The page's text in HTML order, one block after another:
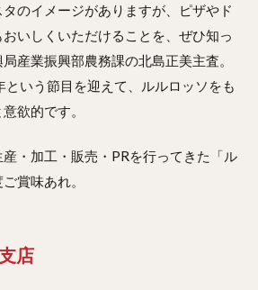
タのイメージがありますが、ピザやド
いしくいただけることを、ぜひ知っ
産業振興部農務課の北島正美主査。
いう節目を迎えて、ルルロッソをも
欲的です。
・加工・販売・PRを行ってきた「ル
賞味あれ。
店